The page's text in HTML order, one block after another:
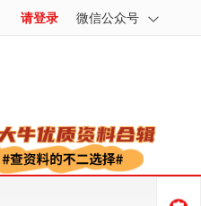
请登录 微信公众号